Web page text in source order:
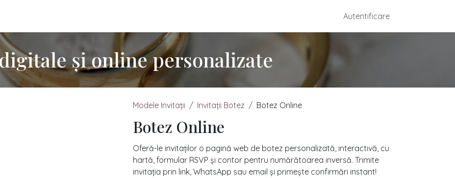
Contactați-ne
Autentificare
și online personalizate
Modele Invitații Invitații Botez Botez Online
Botez Online
Oferă-le invitaților o pagină web de botez personalizată, interactivă, cu
hartă, formular RSVP și contor pentru numărătoarea inversă. Trimite
invitația prin link, WhatsApp sau email și primește confirmări instant!